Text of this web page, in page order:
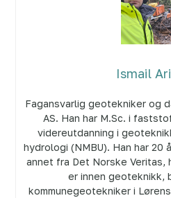
Ismail
Fagansvarlig geotekniker og
AS. Han har M.Sc. i
videreutdanning i
hydrologi (NMBU). Han har 20
annet fra Det Norske Veritas,
er innen geoteknikk,
kommunegeotekniker i